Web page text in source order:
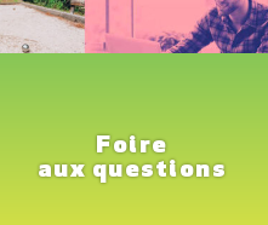
Foire
aux questions